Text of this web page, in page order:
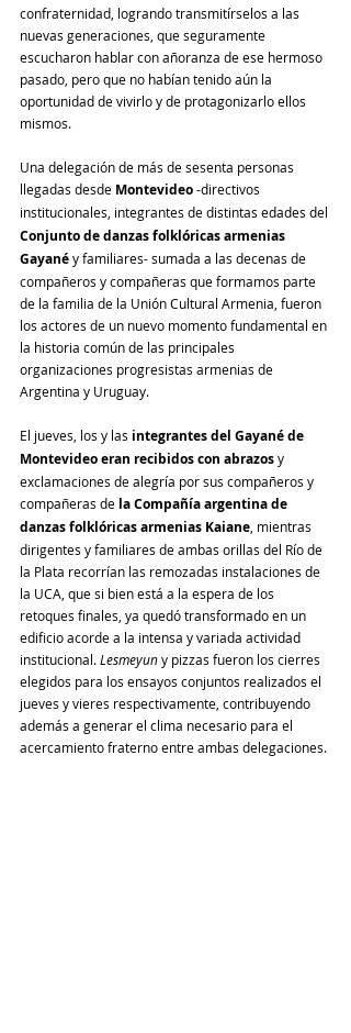
confraternidad, logrando transmitírselos a las
nuevas generaciones, que seguramente
escucharon hablar con añoranza de ese hermoso
pasado, pero que no habían tenido aún la
oportunidad de vivirlo y de protagonizarlo ellos
mismos.
Una delegación de más de sesenta personas
llegadas desde Montevideo -directivos
institucionales, integrantes de distintas edades del
Conjunto de danzas folklóricas armenias
Gayané y familiares- sumada a las decenas de
compañeros y compañeras que formamos parte
de la familia de la Unión Cultural Armenia, fueron
los actores de un nuevo momento fundamental en
la historia común de las principales
organizaciones progresistas armenias de
Argentina y Uruguay.
El jueves, los y las integrantes del Gayané de
Montevideo eran recibidos con abrazos y
exclamaciones de alegría por sus compañeros y
compañeras de la Compañía argentina de
danzas folklóricas armenias Kaiane , mientras
dirigentes y familiares de ambas orillas del Río de
la Plata recorrían las remozadas instalaciones de
la UCA, que si bien está a la espera de los
retoques finales, ya quedó transformado en un
edificio acorde a la intensa y variada actividad
institucional. Lesmeyun y pizzas fueron los cierres
elegidos para los ensayos conjuntos realizados el
jueves y vieres respectivamente, contribuyendo
además a generar el clima necesario para el
acercamiento fraterno entre ambas delegaciones.